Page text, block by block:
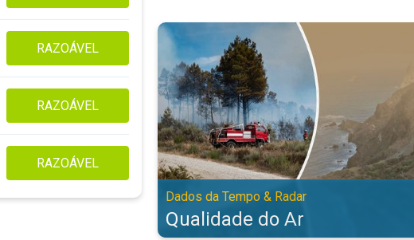
RAZOÁVEL
RAZOÁVEL
RAZOÁVEL
Qualidade do Ar. Dados da Tempo & Radar. . .
Dados da Tempo & Radar
Qualidade do Ar